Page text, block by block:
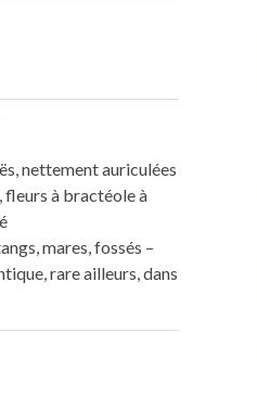
nettement auriculées
à bractéole à
mares, fossés –
rare ailleurs, dans